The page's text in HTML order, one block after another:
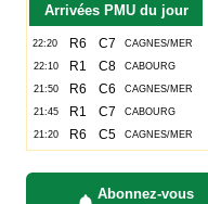
Arrivées PMU du jour
Abonnez-vous